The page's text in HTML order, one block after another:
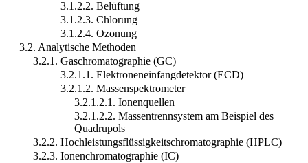
3.1.2.2. Belüftung
3.1.2.3. Chlorung
3.1.2.4. Ozonung
3.2. Analytische Methoden
3.2.1. Gaschromatographie (GC)
3.2.1.1. Elektroneneinfangdetektor (ECD)
3.2.1.2. Massenspektrometer
3.2.1.2.1. Ionenquellen
3.2.1.2.2. Massentrennsystem am Beispiel des
Quadrupols
3.2.2. Hochleistungsflüssigkeitschromatographie (HPLC)
3.2.3. Ionenchromatographie (IC)